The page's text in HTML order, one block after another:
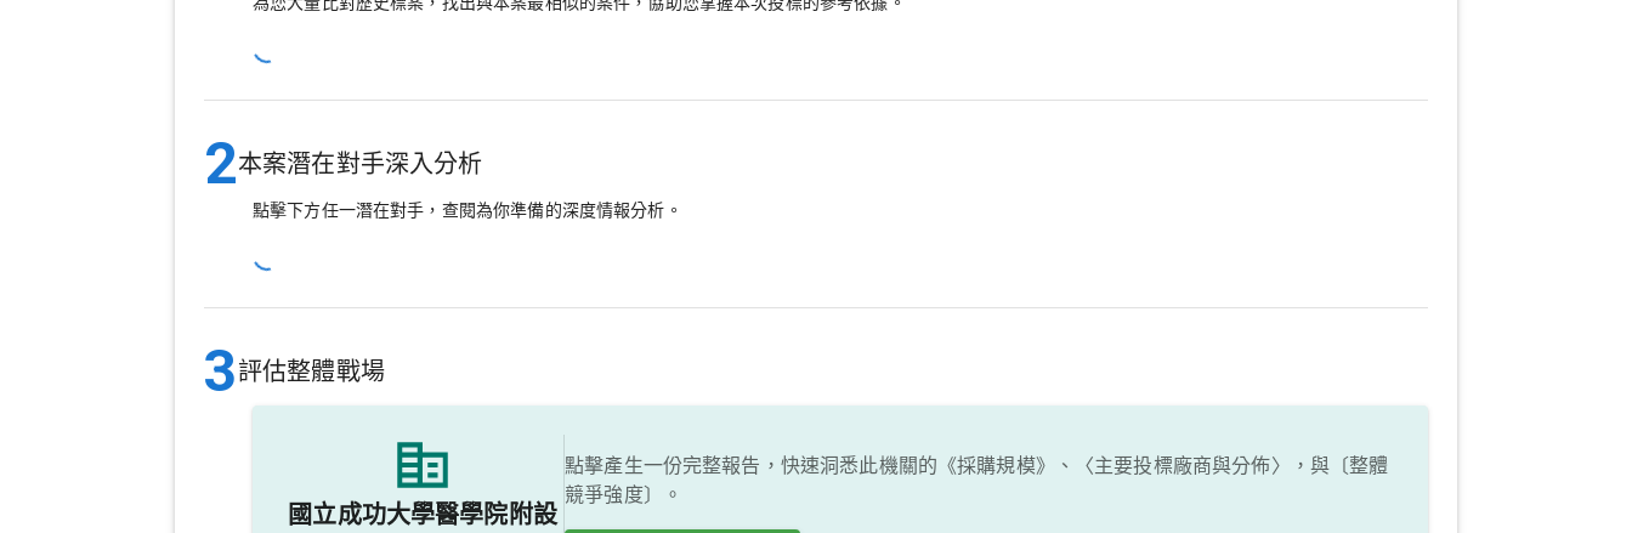
2本案潛在對手深入分析
點擊下方任一潛在對手，查閱為你準備的深度情報分析。
3評估整體戰場
國立成功大學醫學院附設
點擊產生一份完整報告，快速洞悉此機關的《採購規模》、〈主要投標廠商與分佈〉，與〔整體
競爭強度〕。